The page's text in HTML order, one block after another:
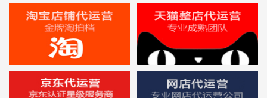
四川京东代运营